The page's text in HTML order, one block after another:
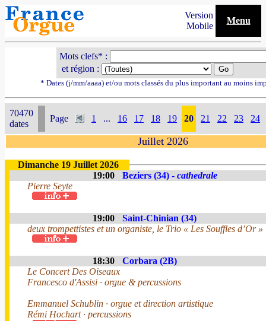
Version
Mobile
Menu
Mots clefs* :
et région :
* Dates (j/mm/aaaa) et/ou mots classés du plus important au moins
70470
dates
Page 1 ... 16 17 18 19 20 21 22 23 24
Juillet 2026
Dimanche 19 Juillet 2026
19:00
Beziers (34) - cathedrale
Pierre Seyte
19:00
Saint-Chinian (34)
deux trompettistes et un organiste, le Trio « Les Souffles d’Or »
18:30
Corbara (2B)
Le Concert Des Oiseaux
Francesco d'Assisi · orgue & percussions
Emmanuel Schublin · orgue et direction artistique
Rémi Hochart · percussions